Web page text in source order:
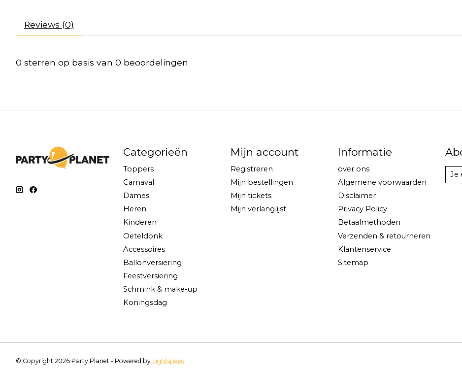
Reviews (0)
0 sterren op basis van 0 beoordelingen
Categorieën
Toppers
Carnaval
Dames
Heren
Kinderen
Oeteldonk
Accessoires
Ballonversiering
Feestversiering
Schmink & make-up
Koningsdag
Mijn account
Registreren
Mijn bestellingen
Mijn tickets
Mijn verlanglijst
Informatie
over ons
Algemene voorwaarden
Disclaimer
Privacy Policy
Betaalmethoden
Verzenden & retourneren
Klantenservice
Sitemap
© Copyright 2026 Party Planet - Powered by Lightspeed